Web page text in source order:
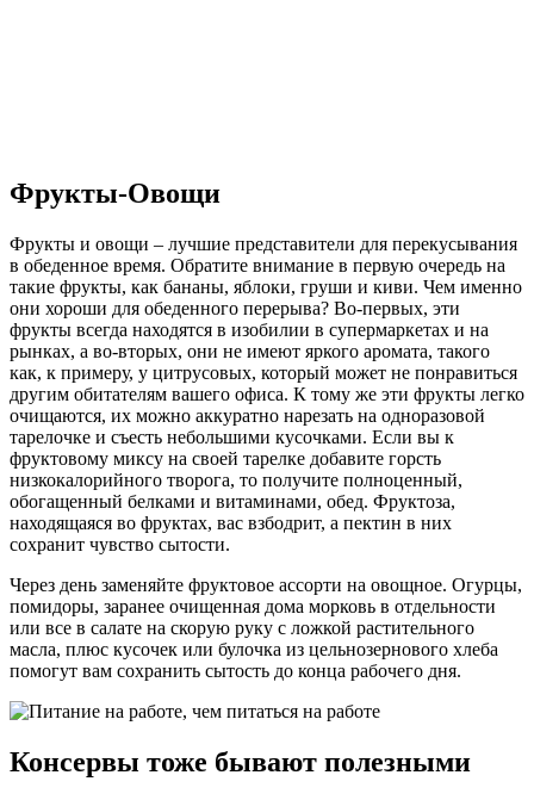
Фрукты-Овощи
Фрукты и овощи – лучшие представители для перекусывания
в обеденное время. Обратите внимание в первую очередь на
такие фрукты, как бананы, яблоки, груши и киви. Чем именно
они хороши для обеденного перерыва? Во-первых, эти
фрукты всегда находятся в изобилии в супермаркетах и на
рынках, а во-вторых, они не имеют яркого аромата, такого
как, к примеру, у цитрусовых, который может не понравиться
другим обитателям вашего офиса. К тому же эти фрукты легко
очищаются, их можно аккуратно нарезать на одноразовой
тарелочке и съесть небольшими кусочками. Если вы к
фруктовому миксу на своей тарелке добавите горсть
низкокалорийного творога, то получите полноценный,
обогащенный белками и витаминами, обед. Фруктоза,
находящаяся во фруктах, вас взбодрит, а пектин в них
сохранит чувство сытости.
Через день заменяйте фруктовое ассорти на овощное. Огурцы,
помидоры, заранее очищенная дома морковь в отдельности
или все в салате на скорую руку с ложкой растительного
масла, плюс кусочек или булочка из цельнозернового хлеба
помогут вам сохранить сытость до конца рабочего дня.
Консервы тоже бывают полезными